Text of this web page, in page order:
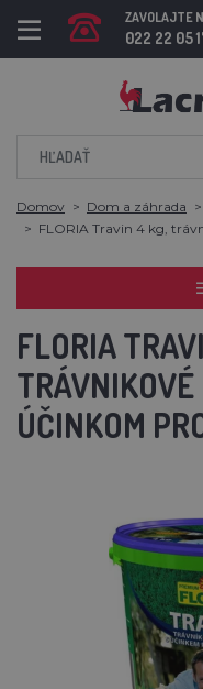
ZAVOLAJTE
022 22 05
Domov Dom a záhrada
FLORIA Travin 4 kg,
FLORIA
ÚČINKOM